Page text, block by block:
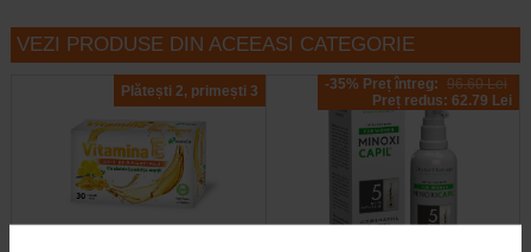
VEZI PRODUSE DIN ACEEASI CATEGORIE
Plătești 2, primești 3 -35% Preț întreg: 96.60 Lei
Preț redus: 62.79 Lei